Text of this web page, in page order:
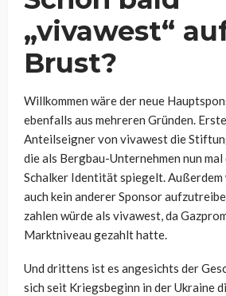
„vivawest“
Brust?
Willkommen wäre der neue
ebenfalls aus mehreren Gründen.
Anteilseigner von vivawest die
die als Bergbau-Unternehmen nun mal
Schalker Identität spiegelt.
auch kein anderer Sponsor
zahlen würde als vivawest, da
Marktniveau gezahlt hatte.
Und drittens ist es angesichts der
sich seit Kriegsbeginn in der Ukraine